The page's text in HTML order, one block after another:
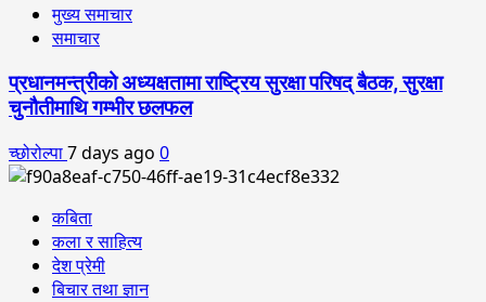
मुख्य समाचार
समाचार
प्रधानमन्त्रीको अध्यक्षतामा राष्ट्रिय सुरक्षा परिषद् बैठक, सुरक्षा
चुनौतीमाथि गम्भीर छलफल
च्छोरोल्पा7 days ago 0
कबिता
कला र साहित्य
देश प्रेमी
बिचार तथा ज्ञान